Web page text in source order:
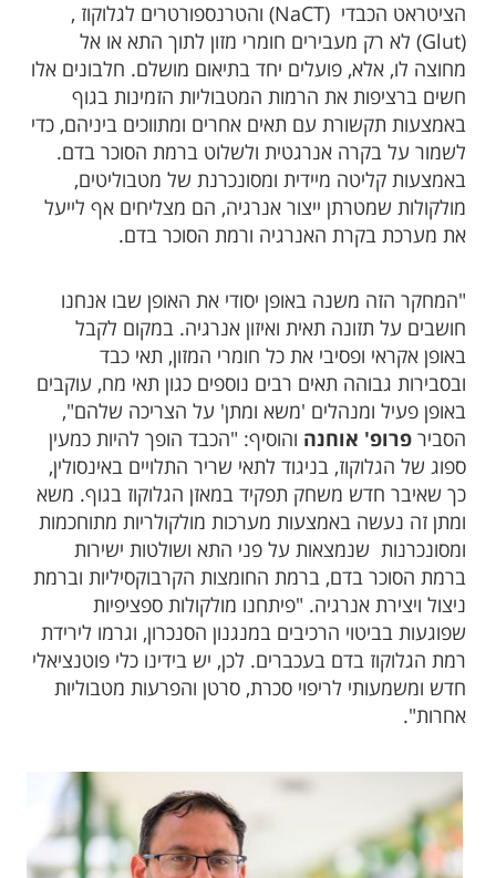
הציטראט הכבדי (NaCT) והטרנספורטרים לגלוקוז ,
(Glut) לא רק מעבירים חומרי מזון לתוך התא או אל
מחוצה לו, אלא, פועלים יחד בתיאום מושלם. חלבונים אלו
חשים ברציפות את הרמות המטבוליות הזמינות בגוף
באמצעות תקשורת עם תאים אחרים ומתווכים ביניהם, כדי
לשמור על בקרה אנרגטית ולשלוט ברמת הסוכר בדם.
באמצעות קליטה מיידית ומסונכרנת של מטבוליטים,
מולקולות שמטרתן ייצור אנרגיה, הם מצליחים אף לייעל
את מערכת בקרת האנרגיה ורמת הסוכר בדם.
"המחקר הזה משנה באופן יסודי את האופן שבו אנחנו
חושבים על תזונה תאית ואיזון אנרגיה. במקום לקבל
באופן אקראי ופסיבי את כל חומרי המזון, תאי כבד
ובסבירות גבוהה תאים רבים נוספים כגון תאי מח, עוקבים
באופן פעיל ומנהלים 'משא ומתן' על הצריכה שלהם",
הסבירפרופ' אוחנה והוסיף: "הכבד הופך להיות כמעין
ספוג של הגלוקוז, בניגוד לתאי שריר התלויים באינסולין,
כך שאיבר חדש משחק תפקיד במאזן הגלוקוז בגוף. משא
ומתן זה נעשה באמצעות מערכות מולקולריות מתוחכמות
ומסונכרנות שנמצאות על פני התא ושולטות ישירות
ברמת הסוכר בדם, ברמת החומצות הקרבוקסיליות וברמת
ניצול ויצירת אנרגיה. "פיתחנו מולקולות ספציפיות
שפוגעות בביטוי הרכיבים במנגנון הסנכרון, וגרמו לירידת
רמת הגלוקוז בדם בעכברים. לכן, יש בידינו כלי פוטנציאלי
חדש ומשמעותי לריפוי סכרת, סרטן והפרעות מטבוליות
אחרות".